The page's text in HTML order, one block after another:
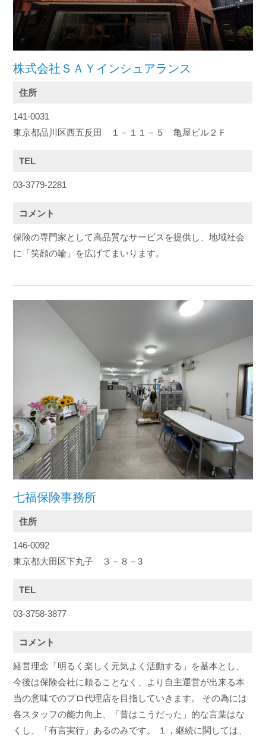
株式会社ＳＡＹインシュアランス
住所
141-0031
東京都品川区西五反田 １－１１－５ 亀屋ビル２Ｆ
TEL
03-3779-2281
コメント
保険の専門家として高品質なサービスを提供し、地域社会
に「笑顔の輪」を広げてまいります。
七福保険事務所
住所
146-0092
東京都大田区下丸子 ３－８－3
TEL
03-3758-3877
コメント
経営理念「明るく楽しく元気よく活動する」を基本とし、
今後は保険会社に頼ることなく、より自主運営が出来る本
当の意味でのプロ代理店を目指していきます。 その為には
各スタッフの能力向上、「昔はこうだった」的な言葉はな
くし、「有言実行」あるのみです。 １，継続に関しては、